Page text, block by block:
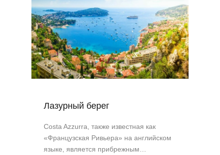
Лазурный берег
Costa Azzurra, также известная как
«Французская Ривьера» на английском
языке, является прибрежным…